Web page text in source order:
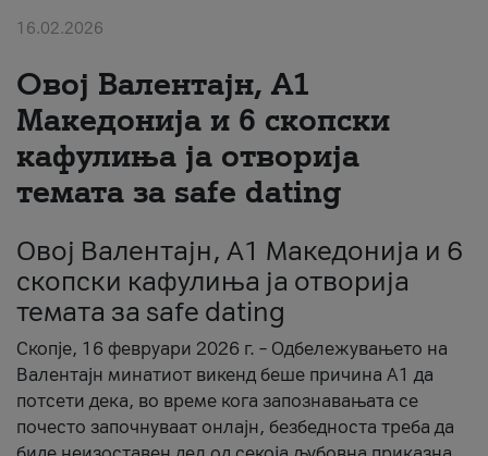
#ПодобарОнлајн
16.02.2026
Овој Валентајн, A1
Македонија и 6 скопски
кафулиња ја отворија
темата за safe dating
Овој Валентајн, A1 Македонија и 6
скопски кафулиња ја отворија
темата за safe dating
Скопје, 16 февруари 2026 г. – Одбележувањето на
Валентајн минатиот викенд беше причина А1 да
потсети дека, во време кога запознавањата се
почесто започнуваат онлајн, безбедноста треба да